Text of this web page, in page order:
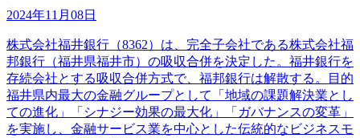
2024年11月08日
株式会社福井銀行（8362）は、完全子会社である株式会社福
邦銀行（福井県福井市）の吸収合併を決定した。福井銀行を
存続会社とする吸収合併方式で、福邦銀行は解散する。目的
福井県内最大の金融グループとして「地域の課題解決業とし
ての進化」「シナジー効果の最大化」「ガバナンスの変革」
を実施し、金融サービス業を中心とした伝統的なビジネスモ